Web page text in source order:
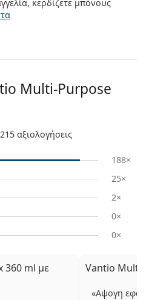
κερδίζετε μπόνους
Multi-Purpose
αξιολογήσεις
188×
25×
2×
0×
0×
360 ml με
Vantio
Αψογη